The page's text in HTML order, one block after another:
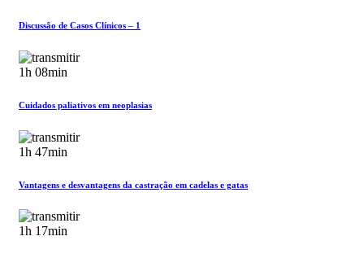
Discussão de Casos Clínicos – 1
1h 08min
Cuidados paliativos em neoplasias
1h 47min
Vantagens e desvantagens da castração em cadelas e gatas
1h 17min